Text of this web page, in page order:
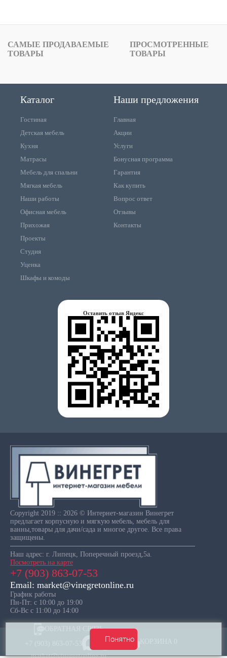
Понятно
САМЫЕ ПРОДАВАЕМЫЕ
ТОВАРЫ
ПРОСМОТРЕННЫЕ
ТОВАРЫ
Каталог
Гостиная
Детская мебель
Кухня
Матрасы
Мебель для спальни
Мягкая мебель
Наши работы
Офисная мебель
Прихожая
Проекты
Студия
Уценка
Шкафы и комоды
Наши предложения
Главная
Акции
Услуги
Бонусная программа
Гарантия
Как купить
Вопрос ответ
Отзывы
Контакты
Оставить отзыв Яндекс
Copyright 2019 :: 2026 © Интернет-магазин Винегрет
предлагает корпусную и мягкую мебель, мебель для
ванны,товары для дачи/сада и многое другое. Все права
защищены.
Наш адрес: г. Липецк, Поперечный проезд,5а.
Посмотреть на карте
+7 (903) 863-07-53
Email: market@vinegretonline.ru
График работы
Пн-Пт: с 10:00 до 19:00
Сб-Вс с 11:00 до 14:00
ОБРАТНАЯ СВЯЗЬ
market@vinegretonline.ru